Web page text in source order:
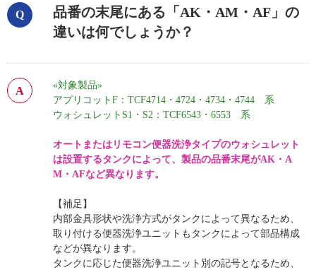
品番の末尾にある「AK・AM・AF」の
違いは何でしょうか？
«対象製品»
アプリコットF：TCF4714・4724・4734・4744 系
ウォシュレットS1・S2：TCF6543・6553 系
オートまたはリモコン便器洗浄タイプのウォシュレット
は設置するタンクによって、製品の品番末尾がAK・A
M・AFなど異なります。
【補足】
内部金具形状や洗浄方式がタンクによって異なるため、
取り付ける便器洗浄ユニットもタンクによって部品構成
などが異なります。
タンクに応じた便器洗浄ユニット別の記号となるため、